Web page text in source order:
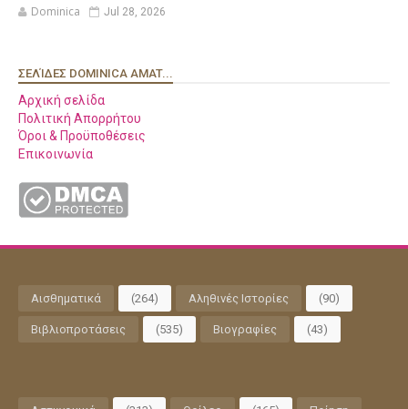
Dominica Jul 28, 2026
ΣΕΛΊΔΕΣ DOMINICA AMAT...
Αρχική σελίδα
Πολιτική Απορρήτου
Όροι & Προϋποθέσεις
Επικοινωνία
Αισθηματικά (264) Αληθινές Ιστορίες (90)
Βιβλιοπροτάσεις (535) Βιογραφίες (43)